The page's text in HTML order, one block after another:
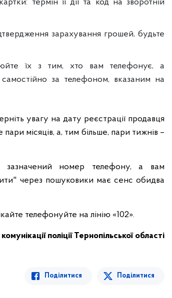
термін її дії та код на зворотній
зарахування грошей, будьте
їх з тим, хто вам телефонує, а
за телефоном, вказаним на
увагу на дату реєстрації продавця
місяців, а, тим більше, пари тижнів –
номер телефону, а вам
через пошуковики має сенс обидва
телефонуйте на лінію «102».
поліції Тернопільської області
Поділитися Поділитися